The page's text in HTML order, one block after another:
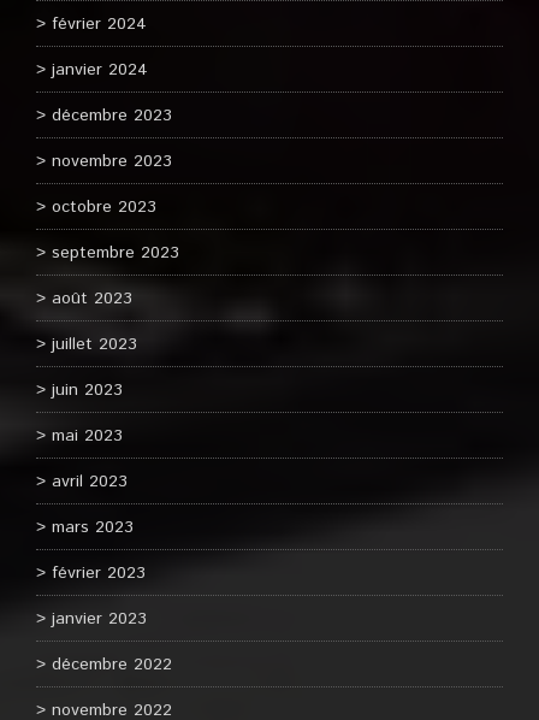
février 2024
janvier 2024
décembre 2023
novembre 2023
octobre 2023
septembre 2023
août 2023
juillet 2023
juin 2023
mai 2023
avril 2023
mars 2023
février 2023
janvier 2023
décembre 2022
novembre 2022